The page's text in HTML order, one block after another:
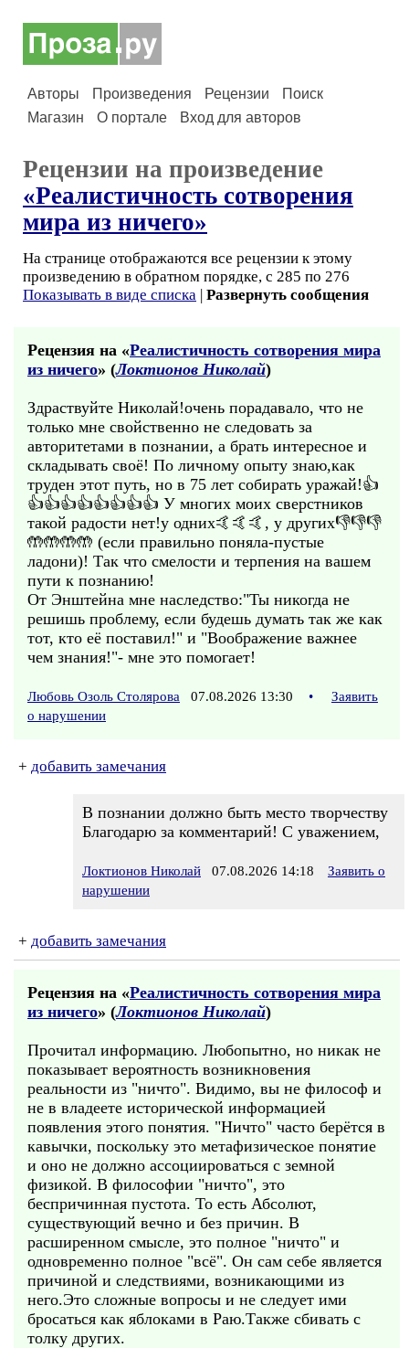
Авторы Произведения Рецензии
Поиск
Магазин
О портале Вход для авторов
Рецензии на произведение
«Реалистичность сотворения
мира из ничего»
На странице отображаются все рецензии к этому
произведению в обратном порядке, с 285 по 276
Показывать в виде списка | Развернуть сообщения
Рецензия на «Реалистичность сотворения мира
из ничего» (Локтионов Николай)
Здраствуйте Николай!очень порадавало, что не
только мне свойственно не следовать за
авторитетами в познании, а брать интересное и
складывать своё! По личному опыту знаю,как
труден этот путь, но в 75 лет собирать уражай!👍
👍👍👍👍👍👍👍👍 У многих моих сверстников
такой радости нет!у одних🤙🤙🤙, у других👎👎👎
🤲🤲🤲🤲 (если правильно поняла-пустые
ладони)! Так что смелости и терпения на вашем
пути к познанию!
От Энштейна мне наследство:"Ты никогда не
решишь проблему, если будешь думать так же как
тот, кто её поставил!" и "Воображение важнее
чем знания!"- мне это помогает!
Любовь Озоль Столярова 07.08.2026 13:30 •
Заявить
о нарушении
+ добавить замечания
В познании должно быть место творчеству
Благодарю за комментарий! С уважением,
Локтионов Николай 07.08.2026 14:18
Заявить о
нарушении
+ добавить замечания
Рецензия на «Реалистичность сотворения мира
из ничего» (Локтионов Николай)
Прочитал информацию. Любопытно, но никак не
показывает вероятность возникновения
реальности из "ничто". Видимо, вы не философ и
не в владеете исторической информацией
появления этого понятия. "Ничто" часто берётся в
кавычки, поскольку это метафизическое понятие
и оно не должно ассоциироваться с земной
физикой. В философии "ничто", это
беспричинная пустота. То есть Абсолют,
существующий вечно и без причин. В
расширенном смысле, это полное "ничто" и
одновременно полное "всё". Он сам себе является
причиной и следствиями, возникающими из
него.Это сложные вопросы и не следует ими
бросаться как яблоками в Раю.Также сбивать с
толку других.